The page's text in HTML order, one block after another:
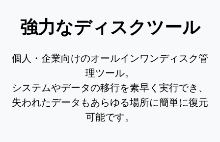
強力なディスクツール
個人・企業向けのオールインワンディスク管
理ツール。
システムやデータの移行を素早く実行でき、
失われたデータもあらゆる場所に簡単に復元
可能です。